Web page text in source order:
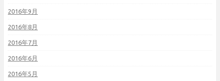
2016年9月
2016年8月
2016年7月
2016年6月
2016年5月